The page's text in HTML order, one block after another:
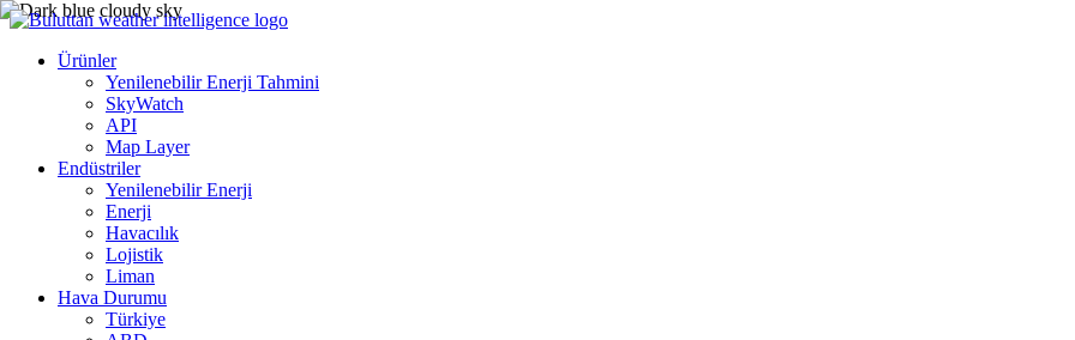
Ürünler
Yenilenebilir Enerji Tahmini
SkyWatch
API
Map Layer
Endüstriler
Yenilenebilir Enerji
Enerji
Havacılık
Lojistik
Liman
Hava Durumu
Türkiye